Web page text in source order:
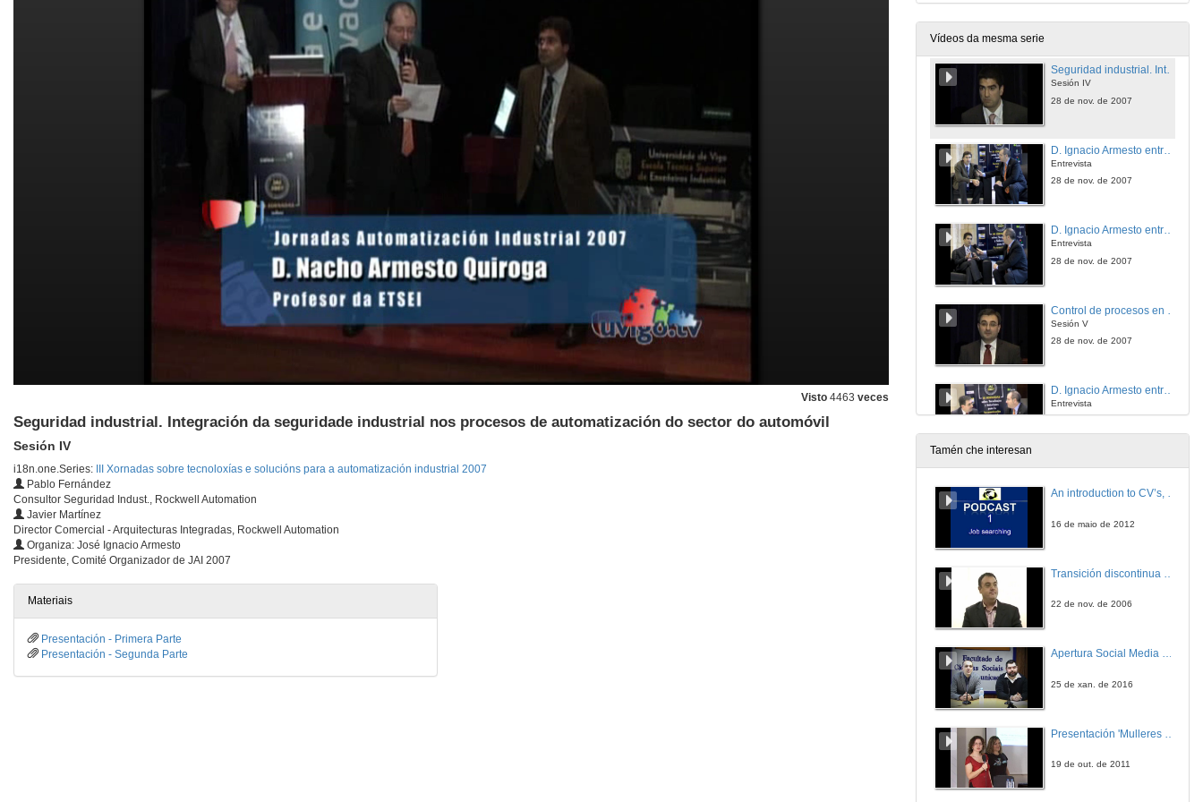
Visto 4463 veces
Seguridad industrial. Integración da seguridade industrial nos procesos de automatización do sector do automóvil
Sesión IV
i18n.one.Series:
III Xornadas sobre tecnoloxías e solucións para a automatización industrial 2007
Pablo Fernández
Consultor Seguridad Indust., Rockwell Automation
Javier Martínez
Director Comercial - Arquitecturas Integradas, Rockwell Automation
Organiza: José Ignacio Armesto
Presidente, Comité Organizador de JAI 2007
Materiais
Presentación - Primera Parte
Presentación - Segunda Parte
Vídeos da mesma serie
Entrevista
28 de nov. de 2007
Seguridad industrial. Integración da seguridade industrial nos procesos de automatización do sector do automóvil
Sesión IV
28 de nov. de 2007
Entrevista
28 de nov. de 2007
D. Ignacio Armesto entrevista a: D. Pablo Fernández
Entrevista
28 de nov. de 2007
Sesión V
28 de nov. de 2007
D. Ignacio Armesto entrevista a: D. Antoni Rovira
Entrevista
Innovaciones en redes de comunicación Industriais Simatic NET
29 de nov. de 2007
Tamén che interesan
An introduction to CV’s, letters, and job searching
16 de maio de 2012
22 de nov. de 2006
Apertura Social Media Day 2016
25 de xan. de 2016
19 de out. de 2011